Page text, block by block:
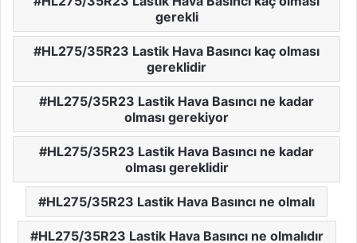
gerekli
HL275/35R23 Lastik Hava Basıncı kaç olması
gereklidir
HL275/35R23 Lastik Hava Basıncı ne kadar
olması gerekiyor
HL275/35R23 Lastik Hava Basıncı ne kadar
olması gereklidir
HL275/35R23 Lastik Hava Basıncı ne olmalı
HL275/35R23 Lastik Hava Basıncı ne olmalıdır